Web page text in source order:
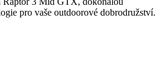
pro vaše outdoorové dobrodružství.